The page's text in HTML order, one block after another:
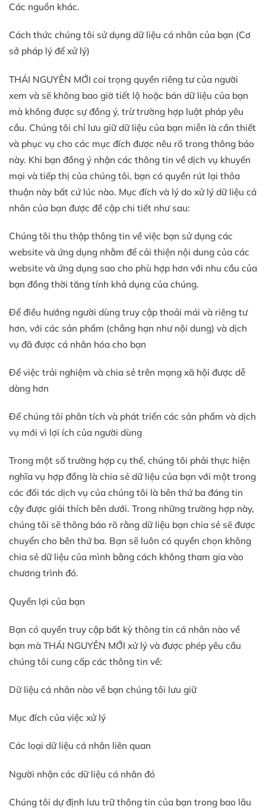
Các nguồn khác.
Cách thức chúng tôi sử dụng dữ liệu cá nhân của bạn (Cơ
sở pháp lý để xử lý)
THÁI NGUYÊN MỚI coi trọng quyền riêng tư của người
xem và sẽ không bao giờ tiết lộ hoặc bán dữ liệu của bạn
mà không được sự đồng ý, trừ trường hợp luật pháp yêu
cầu. Chúng tôi chỉ lưu giữ dữ liệu của bạn miễn là cần thiết
và phục vụ cho các mục đích được nêu rõ trong thông báo
này. Khi bạn đồng ý nhận các thông tin về dịch vụ khuyến
mại và tiếp thị của chúng tôi, bạn có quyền rút lại thỏa
thuận này bất cứ lúc nào. Mục đích và lý do xử lý dữ liệu cá
nhân của bạn được đề cập chi tiết như sau:
Chúng tôi thu thập thông tin về việc bạn sử dụng các
website và ứng dụng nhằm để cải thiện nội dung của các
website và ứng dụng sao cho phù hợp hơn với nhu cầu của
bạn đồng thời tăng tính khả dụng của chúng.
Để điều hướng người dùng truy cập thoải mái và riêng tư
hơn, với các sản phẩm (chẳng hạn như nội dung) và dịch
vụ đã được cá nhân hóa cho bạn
Để việc trải nghiệm và chia sẻ trên mạng xã hội được dễ
dàng hơn
Để chúng tôi phân tích và phát triển các sản phẩm và dịch
vụ mới vì lợi ích của người dùng
Trong một số trường hợp cụ thể, chúng tôi phải thực hiện
nghĩa vụ hợp đồng là chia sẻ dữ liệu của bạn với một trong
các đối tác dịch vụ của chúng tôi là bên thứ ba đáng tin
cậy được giải thích bên dưới. Trong những trường hợp này,
chúng tôi sẽ thông báo rõ rằng dữ liệu bạn chia sẻ sẽ được
chuyển cho bên thứ ba. Bạn sẽ luôn có quyền chọn không
chia sẻ dữ liệu của mình bằng cách không tham gia vào
chương trình đó.
Quyền lợi của bạn
Bạn có quyền truy cập bất kỳ thông tin cá nhân nào về
bạn mà THÁI NGUYÊN MỚI xử lý và được phép yêu cầu
chúng tôi cung cấp các thông tin về:
Dữ liệu cá nhân nào về bạn chúng tôi lưu giữ
Mục đích của việc xử lý
Các loại dữ liệu cá nhân liên quan
Người nhận các dữ liệu cá nhân đó
Chúng tôi dự định lưu trữ thông tin của bạn trong bao lâu